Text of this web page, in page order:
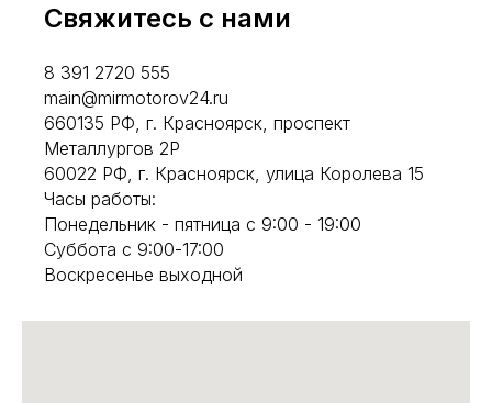
Свяжитесь с нами
8 391 2720 555
main@mirmotorov24.ru
660135 РФ, г. Красноярск, проспект
Металлургов 2Р
60022 РФ, г. Красноярск, улица Королева 15
Часы работы:
Понедельник - пятница с 9:00 - 19:00
Суббота с 9:00-17:00
Воскресенье выходной